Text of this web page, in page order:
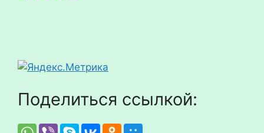
Поделиться ссылкой: